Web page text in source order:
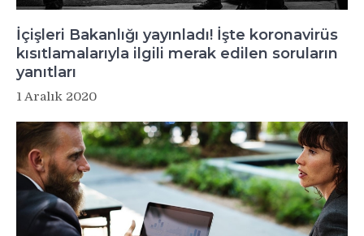
İçişleri Bakanlığı yayınladı! İşte koronavirüs
kısıtlamalarıyla ilgili merak edilen soruların
yanıtları
1 Aralık 2020